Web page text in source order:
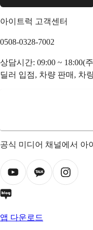
아이트럭 고객센터
0508-0328-7002
상담시간: 09:00 ~ 18:00(
딜러 입점, 차량 판매, 차
공식 미디어 채널에서 아
앱 다운로드